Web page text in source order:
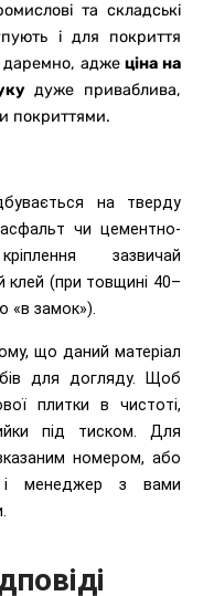
та складські
і для покриття
даремно, аджеціна на
дуже приваблива,
покриттями.
на тверду
чи цементно-
зазвичай
клей (при товщині 40–
«в замок»).
що даний матеріал
для догляду. Щоб
плитки в чистоті,
під тиском. Для
номером, або
і менеджер з вами